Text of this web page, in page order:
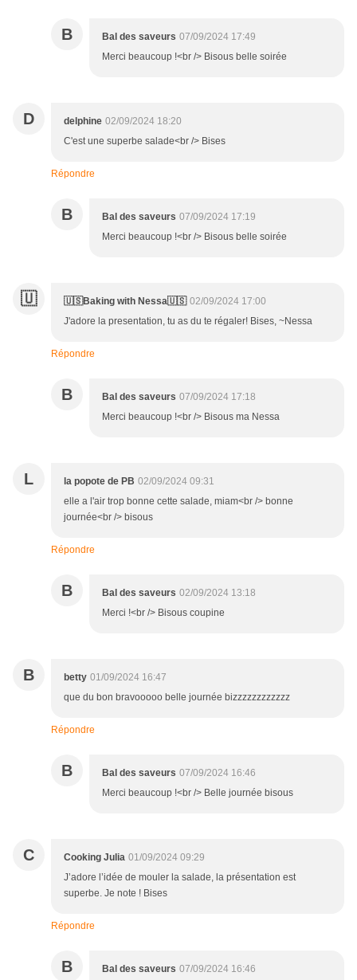
B Bal des saveurs 07/09/2024 17:49
Merci beaucoup !<br /> Bisous belle soirée
D delphine 02/09/2024 18:20
C'est une superbe salade<br /> Bises
Répondre
B Bal des saveurs 07/09/2024 17:19
Merci beaucoup !<br /> Bisous belle soirée
🇺 🇺🇸Baking with Nessa🇺🇸 02/09/2024 17:00
J'adore la presentation, tu as du te régaler! Bises, ~Nessa
Répondre
B Bal des saveurs 07/09/2024 17:18
Merci beaucoup !<br /> Bisous ma Nessa
L la popote de PB 02/09/2024 09:31
elle a l'air trop bonne cette salade, miam<br /> bonne
journée<br /> bisous
Répondre
B Bal des saveurs 02/09/2024 13:18
Merci !<br /> Bisous coupine
B betty 01/09/2024 16:47
que du bon bravooooo belle journée bizzzzzzzzzzzz
Répondre
B Bal des saveurs 07/09/2024 16:46
Merci beaucoup !<br /> Belle journée bisous
C Cooking Julia 01/09/2024 09:29
J’adore l’idée de mouler la salade, la présentation est
superbe. Je note ! Bises
Répondre
B Bal des saveurs 07/09/2024 16:46